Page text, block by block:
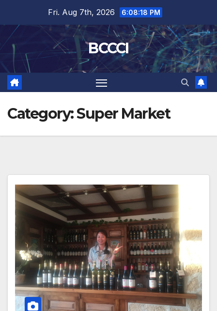
content
Fri. Aug 7th, 2026 6:08:18 PM
BCCCI
Category:Super Market